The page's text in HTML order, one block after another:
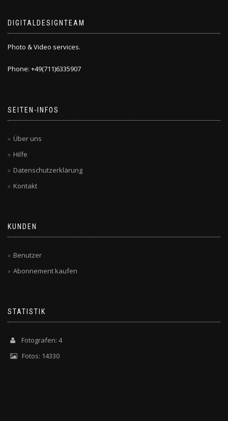
DIGITALDESIGNTEAM
Photo & Video services.
Phone: +49(711)6335907
SEITEN-INFOS
Über uns
Hilfe
Datenschutzerklärung
Kontakt
KUNDEN
Benutzer
Abonnement kaufen
STATISTIK
Fotografen: 4
Fotos: 14330